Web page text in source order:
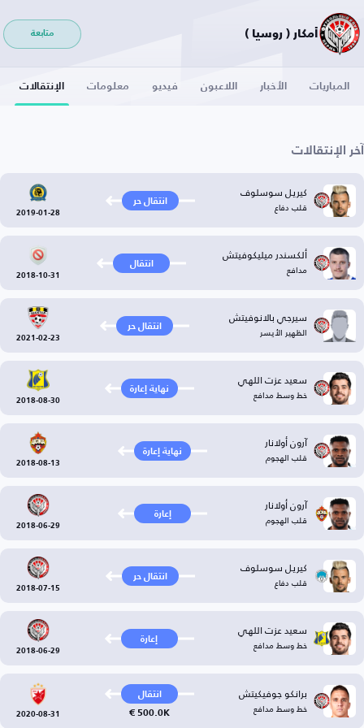
أمكار ( روسيا ) متابعة
المباريات الأخبار اللاعبون فيديو معلومات الإنتقالات
آخر الإنتقالات
كيريل سوسلوف
قلب دفاع انتقال حر
2019-01-28
ألكسندر ميليكوفيتش
مدافع انتقال
2018-10-31
سيرجي بالانوفيتش
الظهير الأيسر انتقال حر
2021-02-23
سعيد عزت اللهي
خط وسط مدافع نهاية إعارة
2018-08-30
آرون أولانار
قلب الهجوم نهاية إعارة
2018-08-13
آرون أولانار
قلب الهجوم إعارة
2018-06-29
كيريل سوسلوف
قلب دفاع انتقال حر
2018-07-15
سعيد عزت اللهي
خط وسط مدافع إعارة
2018-06-29
برانكو جوفيكيتش
خط وسط مدافع
انتقال
500.0K €
2020-08-31